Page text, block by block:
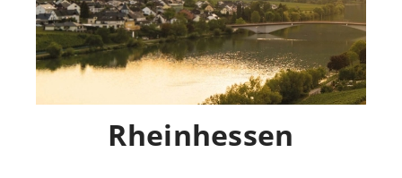
Rheinhessen